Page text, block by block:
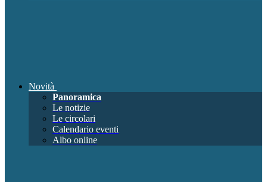
Novità
Panoramica
Le notizie
Le circolari
Calendario eventi
Albo online